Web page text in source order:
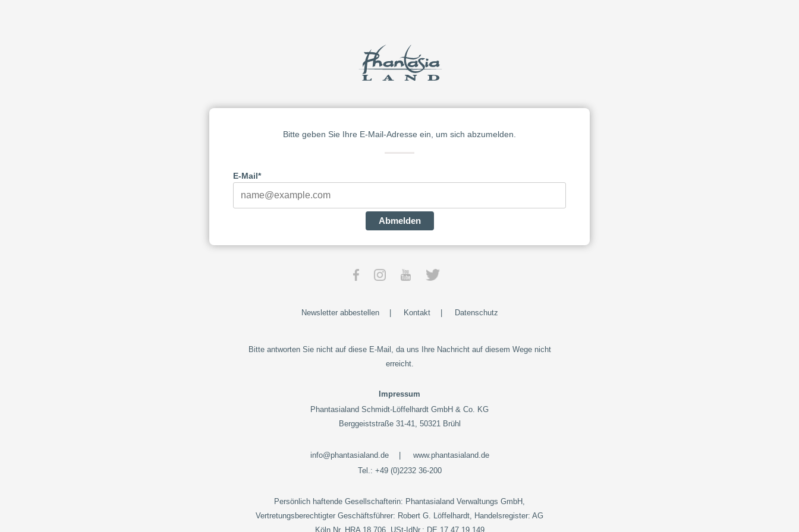
Bitte geben Sie Ihre E-Mail-Adresse ein, um sich abzumelden.
E-Mail*
Abmelden
Newsletter abbestellen| Kontakt| Datenschutz
Bitte antworten Sie nicht auf diese E-Mail, da uns Ihre Nachricht auf diesem Wege nicht
erreicht.
Impressum
Phantasialand Schmidt-Löffelhardt GmbH & Co. KG
Berggeiststraße 31-41, 50321 Brühl
info@phantasialand.de| www.phantasialand.de
Tel.: +49 (0)2232 36-200
Persönlich haftende Gesellschafterin: Phantasialand Verwaltungs GmbH,
Vertretungsberechtigter Geschäftsführer: Robert G. Löffelhardt, Handelsregister: AG
Köln Nr. HRA 18 706, USt-IdNr.: DE 17 47 19 149